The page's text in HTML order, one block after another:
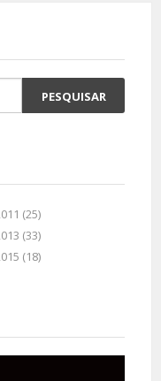
(25)
(33)
(18)